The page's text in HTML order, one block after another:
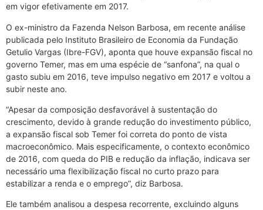
em vigor efetivamente em 2017.
O ex-ministro da Fazenda Nelson Barbosa, em recente análise
publicada pelo Instituto Brasileiro de Economia da Fundação
Getulio Vargas (Ibre-FGV), aponta que houve expansão fiscal no
governo Temer, mas em uma espécie de “sanfona”, na qual o
gasto subiu em 2016, teve impulso negativo em 2017 e voltou a
subir neste ano.
“Apesar da composição desfavorável à sustentação do
crescimento, devido à grande redução do investimento público,
a expansão fiscal sob Temer foi correta do ponto de vista
macroeconômico. Mais especificamente, o contexto econômico
de 2016, com queda do PIB e redução da inflação, indicava ser
necessário uma flexibilização fiscal no curto prazo para
estabilizar a renda e o emprego”, diz Barbosa.
Ele também analisou a despesa recorrente, excluindo alguns